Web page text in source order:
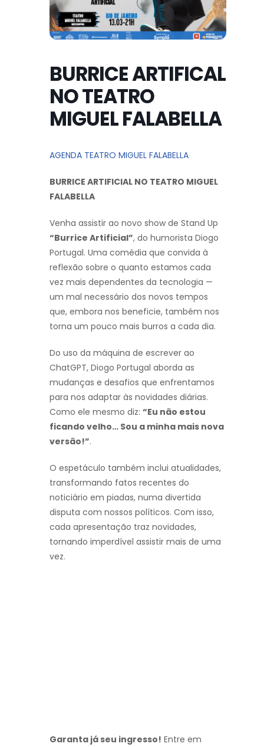
BURRICE ARTIFICAL
NO TEATRO
MIGUEL FALABELLA
AGENDA TEATRO MIGUEL FALABELLA
BURRICE ARTIFICIAL NO TEATRO MIGUEL
FALABELLA
Venha assistir ao novo show de Stand Up
“Burrice Artificial”, do humorista Diogo
Portugal. Uma comédia que convida à
reflexão sobre o quanto estamos cada
vez mais dependentes da tecnologia —
um mal necessário dos novos tempos
que, embora nos beneficie, também nos
torna um pouco mais burros a cada dia.
Do uso da máquina de escrever ao
ChatGPT, Diogo Portugal aborda as
mudanças e desafios que enfrentamos
para nos adaptar às novidades diárias.
Como ele mesmo diz: “Eu não estou
ficando velho… Sou a minha mais nova
versão!”.
O espetáculo também inclui atualidades,
transformando fatos recentes do
noticiário em piadas, numa divertida
disputa com nossos políticos. Com isso,
cada apresentação traz novidades,
tornando imperdível assistir mais de uma
vez.
Garanta já seu ingresso! Entre em